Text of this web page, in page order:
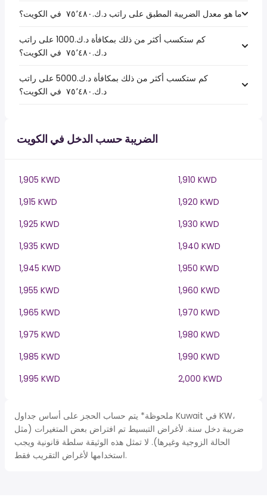
ما هو معدل الضريبة المطبق على راتب د.ك.‏٧٥٬٤٨٠ ‏ في الكويت؟
كم ستكسب أكثر من ذلك بمكافأة د.ك.1000 على راتب
د.ك.‏٧٥٬٤٨٠ ‏ في الكويت؟
كم ستكسب أكثر من ذلك بمكافأة د.ك.5000 على راتب
د.ك.‏٧٥٬٤٨٠ ‏ في الكويت؟
الضريبة حسب الدخل في الكويت
1,905 KWD
1,910 KWD
1,915 KWD
1,920 KWD
1,925 KWD
1,930 KWD
1,935 KWD
1,940 KWD
1,945 KWD
1,950 KWD
1,955 KWD
1,960 KWD
1,965 KWD
1,970 KWD
1,975 KWD
1,980 KWD
1,985 KWD
1,990 KWD
1,995 KWD
2,000 KWD
ملحوظة* يتم حساب الحجز على أساس جداول Kuwait في KW،
ضريبة دخل سنة. لأغراض التبسيط تم افتراض بعض المتغيرات (مثل
الحالة الزوجية وغيرها). لا تمثل هذه الوثيقة سلطة قانونية ويجب
استخدامها لأغراض التقريب فقط.